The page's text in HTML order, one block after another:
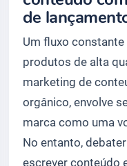
de
Um fluxo
produtos de alta
marketing de
orgânico, envolve
marca como uma
No entanto,
escrever conteúdo